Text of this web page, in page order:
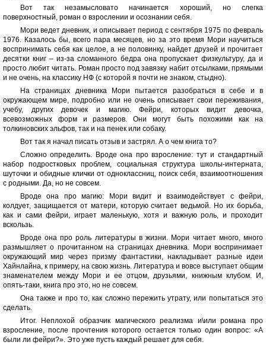
Вот так незамысловато начинается хороший, но слегка
поверхностный, роман о взрослении и осознании себя.
Мори ведет дневник, и описывает период с сентября 1975 по февраль
1976. Казалось бы, всего пара месяцев, но за это время Мори научиться
воспринимать себя как целое, а не половинку, найдет друзей и прочитает
десятки книг – из-за сломанного бедра она пропускает физкультуру, да и
просто любит читать. Роман просто под завязку набит отсылками, прямыми
и не очень, на классику НФ (с которой я почти не знаком, стыдно).
На страницах дневника Мори пытается разобраться в себе и в
окружающем мире, подробно или не очень описывает свои переживания,
учебу, других девочек и магию. Фейри, которых видит девочка,
всевозможных форм и размеров. Они могут быть похожими как на
толкиновских эльфов, так и на пенек или собаку.
Вот так я начал писать отзыв и застрял. А о чем книга то?
Сложно определить. Вроде она про взросление: тут и стандартный
набор подростковых проблем, социальная структура школы-интерната,
шуточки и обидные клички от одноклассниц, поиск себя, взаимоотношения
с родными. Да, но не совсем.
Вроде она про магию: Мори видит и взаимодействует с фейри,
колдует, защищается от матери, которую считает ведьмой. Но их борьба,
как и сами фейри, играет маленькую, хотя и важную роль, и проходит
вскользь.
Вроде она про роль литературы в жизни. Мори читает много, много
размышляет о прочитанном на страницах дневника. Мори воспринимает
окружающий мир через призму фантастики, накладывает разные идеи
Хайнлайна, к примеру, на свою жизнь. Литература и вовсе выступает общим
знаменателем между Мори и ее отцом, друзьями, книжным клубом. И,
опять-таки, книга про это, но не совсем.
Она также и про то, как сложно пережить утрату, или попытаться это
сделать.
Итог. Неплохой образчик магического реализма и\или романа про
взросление, после прочтения которого остается только один вопрос: «А
были ли фейри?». Это уже пусть каждый решает для себя.